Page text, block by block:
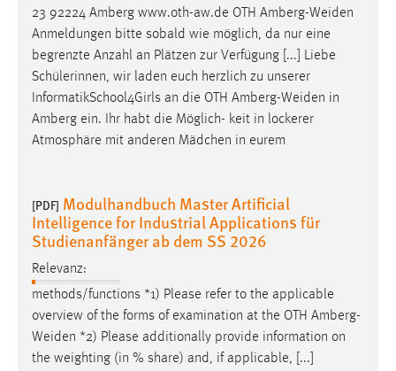
23 92224 Amberg www.oth-aw.de OTH Amberg-Weiden
Anmeldungen bitte sobald wie möglich, da nur eine
begrenzte Anzahl an Plätzen zur Verfügung [...] Liebe
Schülerinnen, wir laden euch herzlich zu unserer
InformatikSchool4Girls an die OTH Amberg-Weiden in
Amberg ein. Ihr habt die Möglich- keit in lockerer
Atmosphäre mit anderen Mädchen in eurem
[PDF] Modulhandbuch Master Artificial
Intelligence for Industrial Applications für
Studienanfänger ab dem SS 2026
Relevanz:
methods/functions *1) Please refer to the applicable
overview of the forms of examination at the OTH Amberg-
Weiden *2) Please additionally provide information on
the weighting (in % share) and, if applicable, [...]